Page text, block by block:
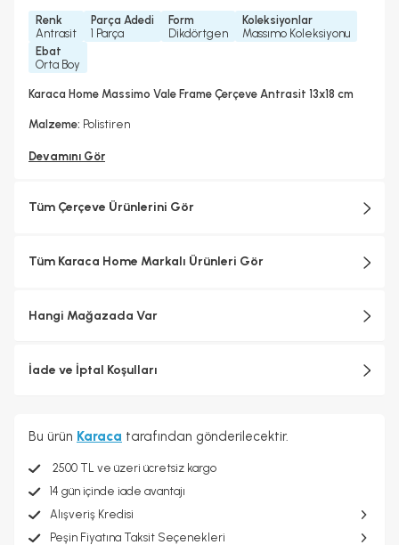
Renk
Antrasit
Parça Adedi
1 Parça
Form
Dikdörtgen
Koleksiyonlar
Massımo Koleksiyonu
Ebat
Orta Boy
Karaca Home Massimo Vale Frame Çerçeve Antrasit 13x18 cm
Malzeme: Polistiren
Devamını Gör
Tüm Çerçeve Ürünlerini Gör
Tüm Karaca Home Markalı Ürünleri Gör
Hangi Mağazada Var
İade ve İptal Koşulları
Bu ürün Karaca tarafından gönderilecektir.
2500 TL ve üzeri ücretsiz kargo
14 gün içinde iade avantajı
Alışveriş Kredisi
Peşin Fiyatına Taksit Seçenekleri